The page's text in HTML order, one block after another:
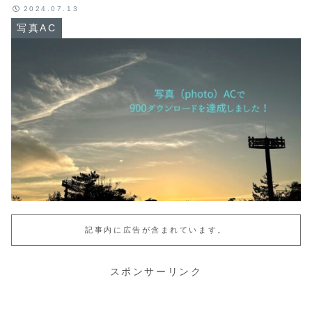
写真AC
2024.07.13
記事内に広告が含まれています。
スポンサーリンク